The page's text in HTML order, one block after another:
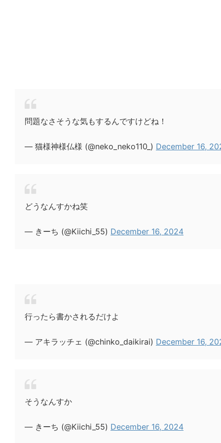
問題なさそうな気もするんですけどね！
— 猫様神様仏様 (@neko_neko110_) December 16,
どうなんすかね笑
— きーち (@Kiichi_55) December 16, 2024
行ったら書かされるだけよ
— アキラッチェ (@chinko_daikirai) December 16,
そうなんすか
— きーち (@Kiichi_55) December 16, 2024